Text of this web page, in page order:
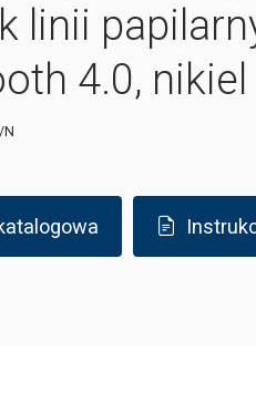
linii
4.0, nikiel
N